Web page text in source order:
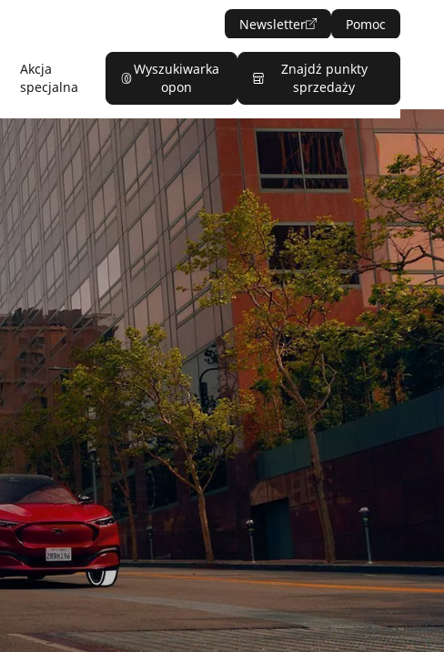
Newsletter Pomoc
Akcja
specjalna
Wyszukiwarka
opon
Znajdź punkty
sprzedaży